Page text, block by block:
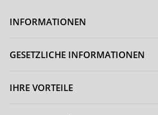
INFORMATIONEN
GESETZLICHE INFORMATIONEN
IHRE VORTEILE